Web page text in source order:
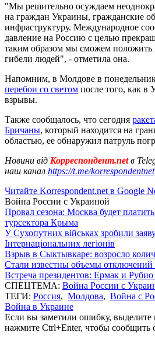
"Мы решительно осуждаем
на граждан Украины, гражданские
инфраструктуру. Международное
давление на Россию с целью
таким образом мы сможем положить
гибели людей", - отметила она.
Напомним, в Молдове в
перебои со светом после того, как в
взрывы.
Также сообщалось, что сегодня
Бричаны, который находится на
областью, ее обнаружил патруль
Новини від Корреспондент.netв
наш канал https://t.me/korrespondentnet
Читайте Korrespondent.net в Google
Война России с Украиной
Провал сезона: Москва будет
турсектора Крыма
У Сухопутних військах зробили
Інтернаціональних легіонів
Взрыв в Сыктывкаре: возросло
Стали известны объемы отключений
Встреча президентов: Ермак и Рубио
СПЕЦТЕМА: Война России с
ТЕГИ: Россия, Молдова, Война с
Война в Украине
Если вы заметили ошибку, выделите
нажмите Ctrl+Enter, чтобы сообщить